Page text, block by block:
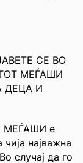
СЕ ВО
МЕЃАШИ
ДЕЦА И
МЕЃАШИ е
најважна
случај да го